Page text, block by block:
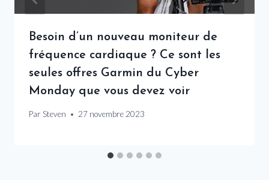
Besoin d’un nouveau moniteur de
fréquence cardiaque ? Ce sont les
seules offres Garmin du Cyber ​​​​
Monday que vous devez voir
Par Steven 27 novembre 2023